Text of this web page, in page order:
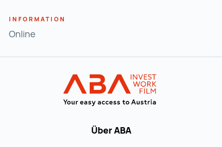
INFORMATION
Online
Über ABA